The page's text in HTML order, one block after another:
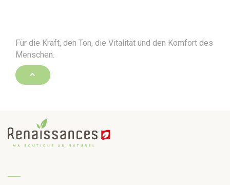
Für die Kraft, den Ton, die Vitalität und den Komfort des
Menschen.